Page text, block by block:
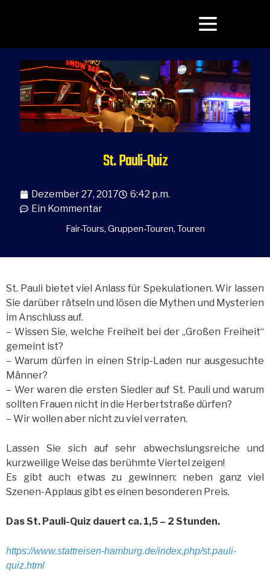
St. Pauli-Quiz
Dezember 27, 2017
6:42 p.m.
Ein Kommentar
Fair-Tours, Gruppen-Touren, Touren
St. Pauli bietet viel Anlass für Spekulationen. Wir lassen
Sie darüber rätseln und lösen die Mythen und Mysterien
im Anschluss auf.
– Wissen Sie, welche Freiheit bei der „Großen Freiheit“
gemeint ist?
– Warum dürfen in einen Strip-Laden nur ausgesuchte
Männer?
– Wer waren die ersten Siedler auf St. Pauli und warum
sollten Frauen nicht in die Herbertstraße dürfen?
– Wir wollen aber nicht zu viel verraten.
Lassen Sie sich auf sehr abwechslungsreiche und
kurzweilige Weise das berühmte Viertel zeigen!
Es gibt auch etwas zu gewinnen: neben ganz viel
Szenen-Applaus gibt es einen besonderen Preis.
Das St. Pauli-Quiz dauert ca. 1,5 – 2 Stunden.
https://www.stattreisen-hamburg.de/index.php/st.pauli-
quiz.html